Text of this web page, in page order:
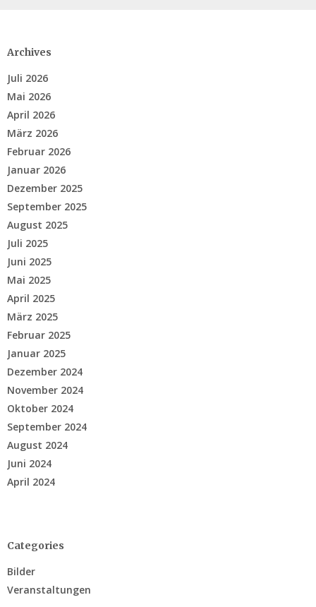
Archives
Juli 2026
Mai 2026
April 2026
März 2026
Februar 2026
Januar 2026
Dezember 2025
September 2025
August 2025
Juli 2025
Juni 2025
Mai 2025
April 2025
März 2025
Februar 2025
Januar 2025
Dezember 2024
November 2024
Oktober 2024
September 2024
August 2024
Juni 2024
April 2024
Categories
Bilder
Veranstaltungen